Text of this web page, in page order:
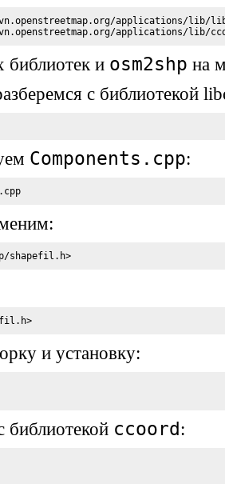
applications/lib/
библиотек и osm2shp на
с библиотекой
Components.cpp:
shapefil.h>
и установку:
библиотекой ccoord: